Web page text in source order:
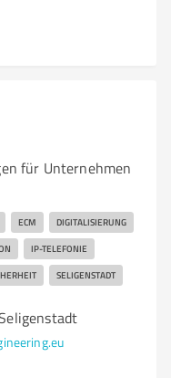
für Unternehmen
ECM DIGITALISIERUNG
IP-TELEFONIE
SELIGENSTADT